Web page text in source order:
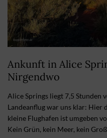
Ankunft in Alice
Nirgendwo
Alice Springs liegt 7,5 Stunden
Landeanflug war uns klar: Hier
kleine Flughafen ist umgeben
Kein Grün, kein Meer, kein